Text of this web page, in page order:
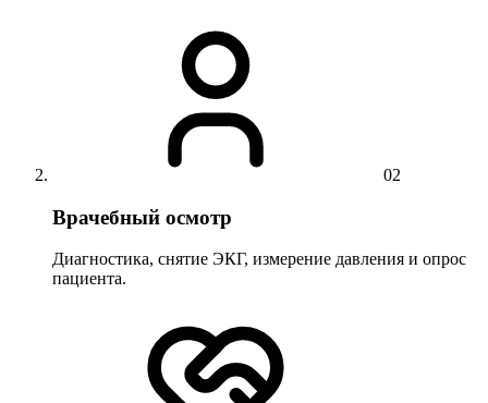
02
Врачебный осмотр
Диагностика, снятие ЭКГ, измерение давления и опрос
пациента.